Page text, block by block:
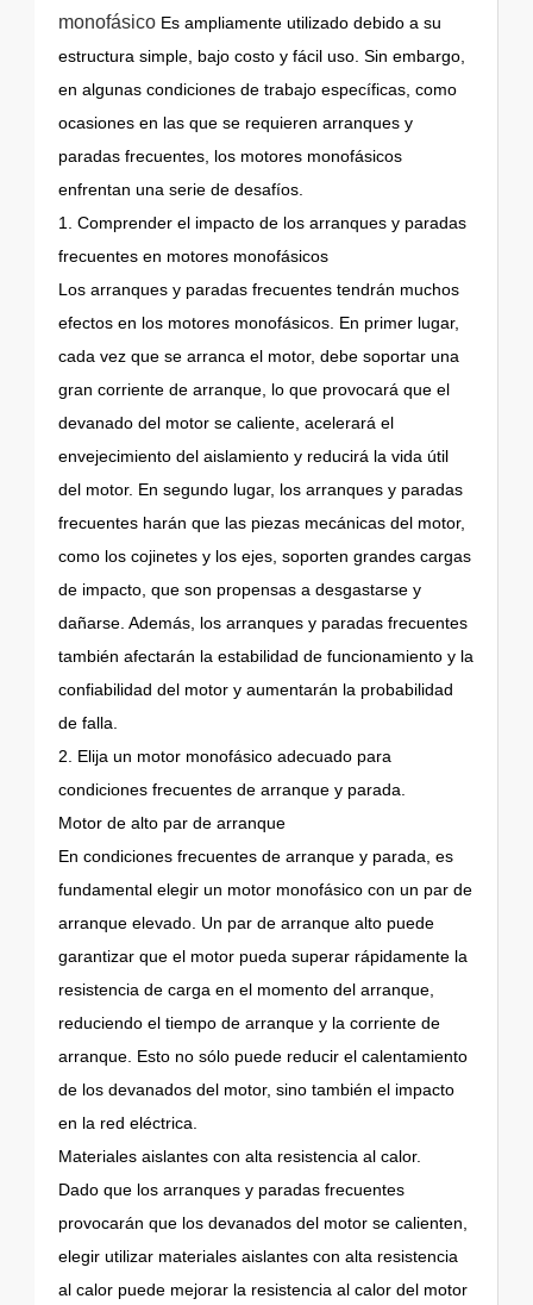
monofásico Es ampliamente utilizado debido a su
estructura simple, bajo costo y fácil uso. Sin embargo,
en algunas condiciones de trabajo específicas, como
ocasiones en las que se requieren arranques y
paradas frecuentes, los motores monofásicos
enfrentan una serie de desafíos.
1. Comprender el impacto de los arranques y paradas
frecuentes en motores monofásicos
Los arranques y paradas frecuentes tendrán muchos
efectos en los motores monofásicos. En primer lugar,
cada vez que se arranca el motor, debe soportar una
gran corriente de arranque, lo que provocará que el
devanado del motor se caliente, acelerará el
envejecimiento del aislamiento y reducirá la vida útil
del motor. En segundo lugar, los arranques y paradas
frecuentes harán que las piezas mecánicas del motor,
como los cojinetes y los ejes, soporten grandes cargas
de impacto, que son propensas a desgastarse y
dañarse. Además, los arranques y paradas frecuentes
también afectarán la estabilidad de funcionamiento y la
confiabilidad del motor y aumentarán la probabilidad
de falla.
2. Elija un motor monofásico adecuado para
condiciones frecuentes de arranque y parada.
Motor de alto par de arranque
En condiciones frecuentes de arranque y parada, es
fundamental elegir un motor monofásico con un par de
arranque elevado. Un par de arranque alto puede
garantizar que el motor pueda superar rápidamente la
resistencia de carga en el momento del arranque,
reduciendo el tiempo de arranque y la corriente de
arranque. Esto no sólo puede reducir el calentamiento
de los devanados del motor, sino también el impacto
en la red eléctrica.
Materiales aislantes con alta resistencia al calor.
Dado que los arranques y paradas frecuentes
provocarán que los devanados del motor se calienten,
elegir utilizar materiales aislantes con alta resistencia
al calor puede mejorar la resistencia al calor del motor